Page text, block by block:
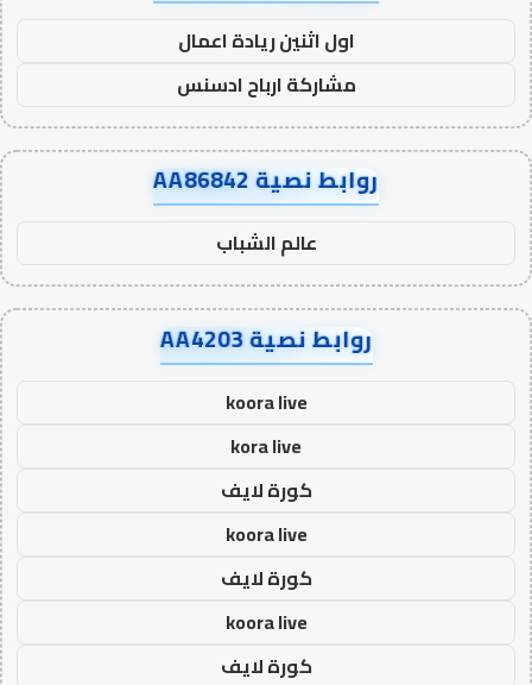
اول اثنين ريادة اعمال
مشاركة ارباح ادسنس
روابط نصية AA86842
عالم الشباب
روابط نصية AA4203
koora live
kora live
كورة لايف
koora live
كورة لايف
koora live
كورة لايف